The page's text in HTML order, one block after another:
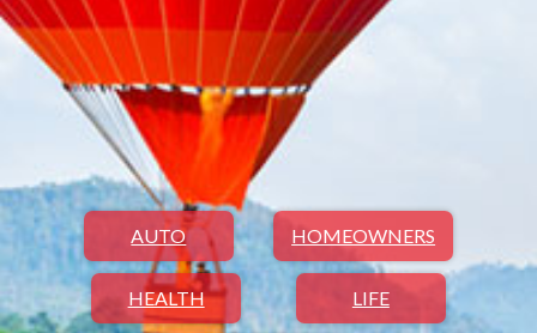
AUTO HOMEOWNERS
HEALTH LIFE